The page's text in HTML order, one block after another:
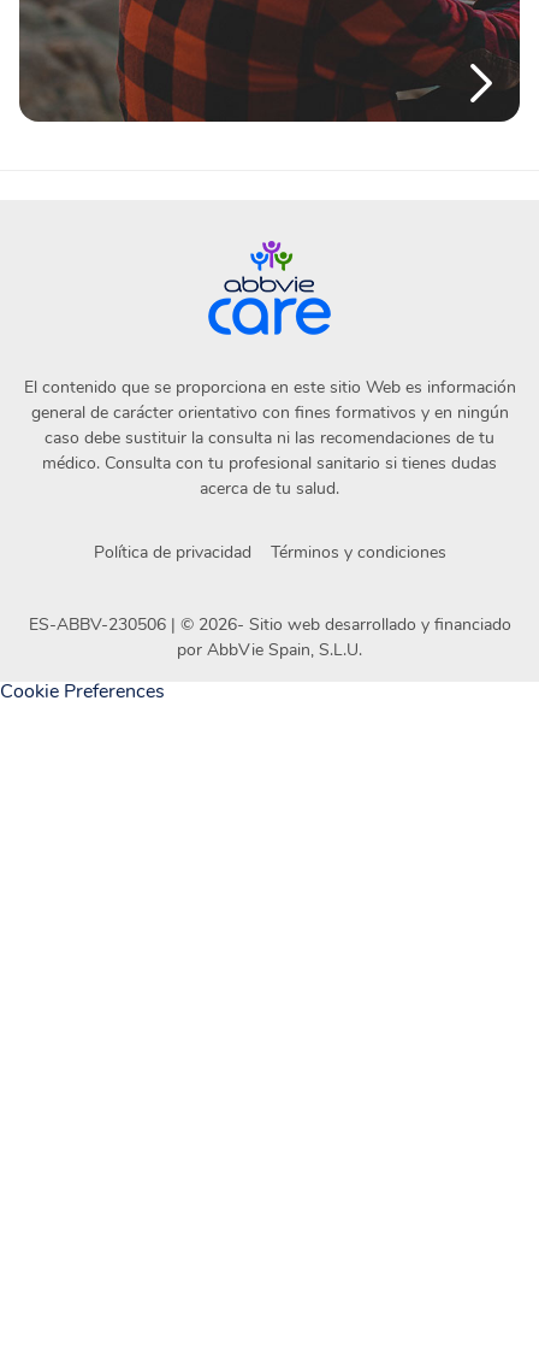
El contenido que se proporciona en este sitio Web es información
general de carácter orientativo con fines formativos y en ningún
caso debe sustituir la consulta ni las recomendaciones de tu
médico. Consulta con tu profesional sanitario si tienes dudas
acerca de tu salud.
Política de privacidad Términos y condiciones
ES-ABBV-230506 | © 2026- Sitio web desarrollado y financiado
por AbbVie Spain, S.L.U.
Cookie Preferences